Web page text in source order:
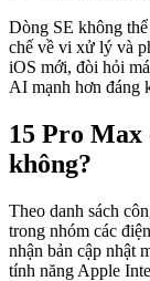
Dòng SE không
chế về vi xử lý và
iOS mới, đòi hỏi
AI mạnh hơn đáng
15 Pro Max
không?
Theo danh sách
trong nhóm các
nhận bản cập nhật
tính năng Apple